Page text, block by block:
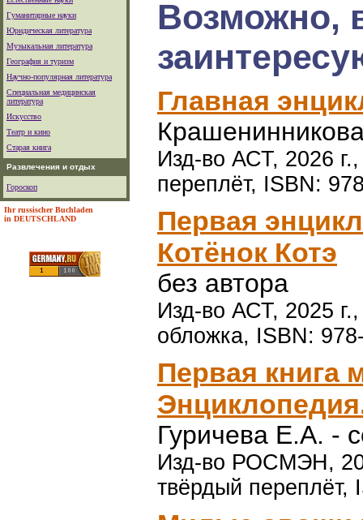
Гуманитарные науки
Юридическая литература
Музыкальная литература
География и туризм
Научно-популярная литература
Специальная медицинская
литература
Искусство
Театр и кино
Старая книга
Развлечения и отдых
Гороскоп
Ihr russischer Buchladen
in DEUTSCHLAND
Возможно,
Главная
Изд-во АСТ, 2026
переплёт, ISBN:
Первая
Котёнок Котэ
без автора
Изд-во АСТ, 2025
обложка, ISBN:
Первая книга
Гуричева Е.А. -
Изд-во РОСМЭН,
твёрдый переплёт,